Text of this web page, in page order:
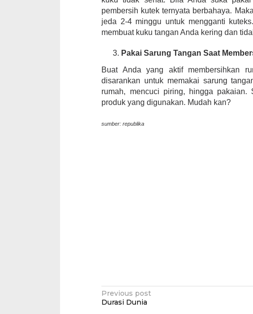
pembersih kutek ternyata berbahaya.
jeda 2-4 minggu untuk mengganti
membuat kuku tangan Anda kering dan
Pakai Sarung Tangan Saat
Buat Anda yang aktif membersihkan
disarankan untuk memakai sarung
rumah, mencuci piring, hingga
produk yang digunakan. Mudah kan?
sumber: republika
Post
navigation
Previous post
Durasi Dunia